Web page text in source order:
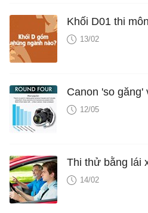
Khối D01 thi
13/02
Canon 'so găng'
12/05
Thi thử bằng lái
14/02